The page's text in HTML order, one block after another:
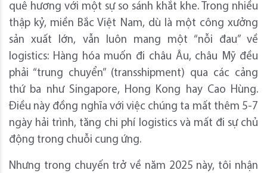
quê hương với một sự so sánh khắt khe. Trong nhiều
thập kỷ, miền Bắc Việt Nam, dù là một công xưởng
sản xuất lớn, vẫn luôn mang một “nỗi đau” về
logistics: Hàng hóa muốn đi châu Âu, châu Mỹ đều
phải “trung chuyển” (transshipment) qua các cảng
thứ ba như Singapore, Hong Kong hay Cao Hùng.
Điều này đồng nghĩa với việc chúng ta mất thêm 5-7
ngày hải trình, tăng chi phí logistics và mất đi sự chủ
động trong chuỗi cung ứng.
Nhưng trong chuyến trở về năm 2025 này, tôi nhận